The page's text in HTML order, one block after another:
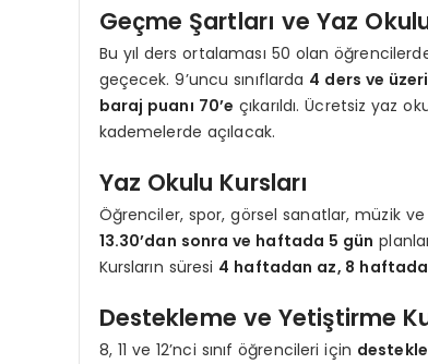
Geçme Şartları ve Yaz
Bu yıl ders ortalaması 50 olan
geçecek. 9’uncu sınıflarda 4 ders ve üzeri
baraj puanı 70’e çıkarıldı. Ücretsiz yaz
kademelerde açılacak.
Yaz Okulu Kursları
Öğrenciler, spor, görsel sanatlar, müzik ve
13.30’dan sonra ve haftada 5 gün
Kursların süresi 4 haftadan az, 8
Destekleme ve Yetiştirme
8, 11 ve 12’nci sınıf öğrencileri için